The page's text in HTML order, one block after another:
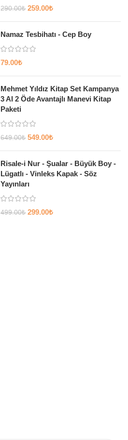
290.00₺ 259.00₺
Namaz Tesbihatı - Cep Boy
79.00₺
Mehmet Yıldız Kitap Set Kampanya
3 Al 2 Öde Avantajlı Manevi Kitap
Paketi
649.00₺ 549.00₺
Risale-i Nur - Şualar - Büyük Boy -
Lügatlı - Vinleks Kapak - Söz
Yayınları
499.00₺ 299.00₺